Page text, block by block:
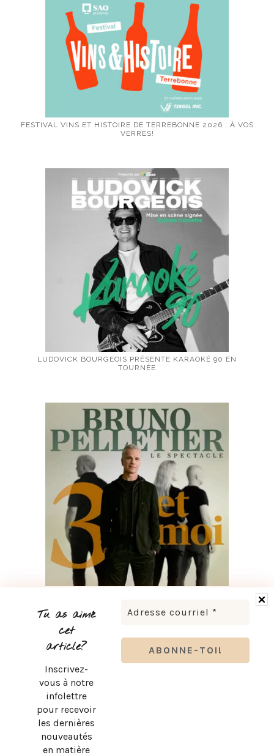
Tu as aimé
cet
article?
Inscrivez-
vous à notre
infolettre
pour recevoir
les dernières
nouveautés
en matière
FESTIVAL VINS ET HISTOIRE DE TERREBONNE 2026 : À VOS
VERRES!
LUDOVICK BOURGEOIS PRÉSENTE KARAOKÉ 90 EN
TOURNÉE